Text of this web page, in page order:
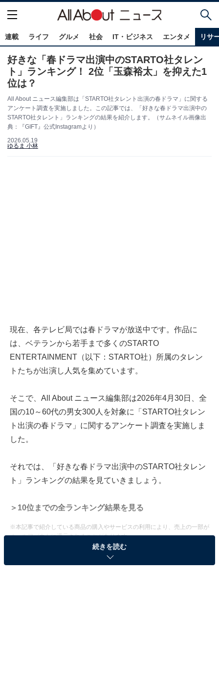
連載 ライフ グルメ 社会 IT・ビジネス エンタメ リサ
好きな「春ドラマ出演中のSTARTO社タレン
ト」ランキング！ 2位「玉森裕太」を抑えた1
位は？
All About ニュース編集部は「STARTO社タレント出演の春ドラマ」に関する
アンケート調査を実施しました。この記事では、「好きな春ドラマ出演中の
STARTO社タレント」ランキングの結果を紹介します。（サムネイル画像出
典：『GIFT』公式Instagramより）
2026.05.19
ゆるま 小林
現在、各テレビ局では春ドラマが放送中です。作品に
は、ベテランから若手まで多くのSTARTO
ENTERTAINMENT（以下：STARTO社）所属のタレン
トたちが出演し人気を集めています。
そこで、All About ニュース編集部は2026年4月30日、全
国の10～60代の男女300人を対象に「STARTO社タレン
ト出演の春ドラマ」に関するアンケート調査を実施しま
した。
それでは、「好きな春ドラマ出演中のSTARTO社タレン
ト」ランキングの結果を見ていきましょう。
＞10位までの全ランキング結果を見る
※本記事で紹介している商品の購入やサービスの利用により、売上の一部が
オールアバウトに還元されることがあります。
2位：玉森裕太（『GIFT』）／48票
続きを読む